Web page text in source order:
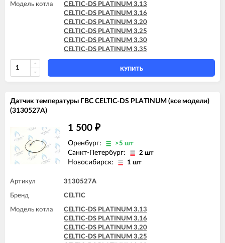
Модель котла
CELTIC-DS PLATINUM 3.13
CELTIC-DS PLATINUM 3.16
CELTIC-DS PLATINUM 3.20
CELTIC-DS PLATINUM 3.25
CELTIC-DS PLATINUM 3.30
CELTIC-DS PLATINUM 3.35
КУПИТЬ
Датчик температуры ГВС CELTIC-DS PLATINUM (все модели)
(3130527A)
1 500 ₽
Оренбург: >5 шт
Санкт-Петербург: 2 шт
Новосибирск: 1 шт
Артикул 3130527A
Бренд CELTIC
Модель котла
CELTIC-DS PLATINUM 3.13
CELTIC-DS PLATINUM 3.16
CELTIC-DS PLATINUM 3.20
CELTIC-DS PLATINUM 3.25